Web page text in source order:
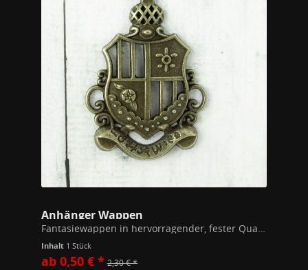
Anhänger Wappen
Fantasiewappen in hervorragender, fester Qualität. Maße 30*44mm Modeschmuckmetall (Kupfer/Zink Legierung) Alle unsere Schmuckstücke unterschreiten die gem. der EU Richtlinien festgesetzten Werte zu Stoffen wie Blei, Nickel oder Cadmium...
Inhalt 1 Stück
ab 0,50 € * 2,30 € *